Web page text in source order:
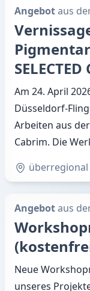
Angebotaus
Am 24. April
Düsseldorf-
Arbeiten aus
Cabrim. Die
überregional
Angebotaus
Neue
unseres